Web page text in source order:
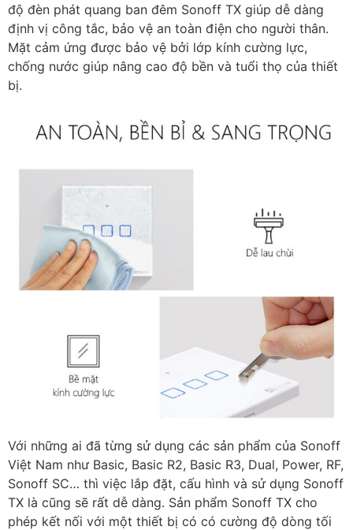
độ đèn phát quang ban đêm Sonoff TX giúp dễ dàng
định vị công tắc, bảo vệ an toàn điện cho người thân.
Mặt cảm ứng được bảo vệ bởi lớp kính cường lực,
chống nước giúp nâng cao độ bền và tuổi thọ của thiết
bị.
Với những ai đã từng sử dụng các sản phẩm của Sonoff
Việt Nam như Basic, Basic R2, Basic R3, Dual, Power, RF,
Sonoff SC… thì việc lắp đặt, cấu hình và sử dụng Sonoff
TX là cũng sẽ rất dễ dàng. Sản phẩm Sonoff TX cho
phép kết nối với một thiết bị có có cường độ dòng tối